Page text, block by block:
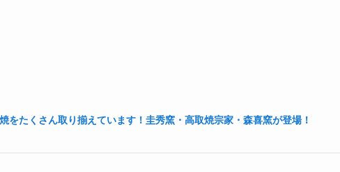
たくさん取り揃えています！圭秀窯・高取焼宗家・森喜窯が登場！